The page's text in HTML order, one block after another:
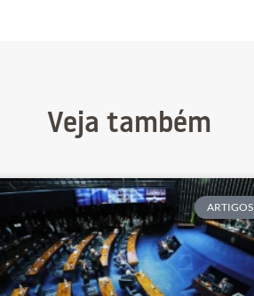
Veja também
ARTIGOS